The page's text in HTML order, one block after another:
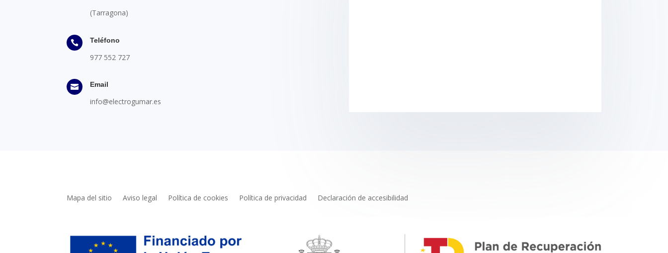
(Tarragona)
 Teléfono
977 552 727
 Email
info@electrogumar.es
Mapa del sitio Aviso legal Política de cookies Política de privacidad Declaración de accesibilidad